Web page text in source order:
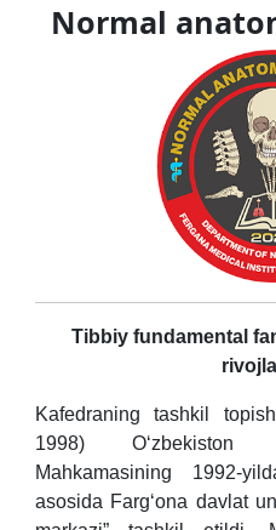
Normal
Tibbiy fundamental
Kafedraning tashkil
1998) O‘zbekiston
Mahkamasining 1992-
asosida Farg‘ona davlat